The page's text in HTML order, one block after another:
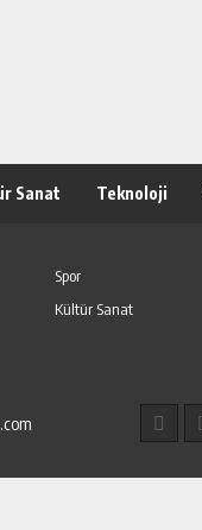
Sanat Teknoloji
Spor
Kültür Sanat